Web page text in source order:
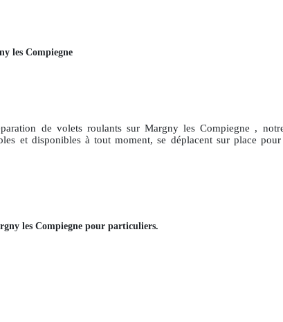
les Compiegne
de volets roulantssur Margny les Compiegne ,
et disponibles à tout moment, se déplacent sur place
les Compiegne pour particuliers.